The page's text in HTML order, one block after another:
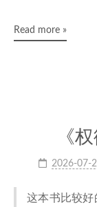
Read more »
《
2026-07-
这本书比较